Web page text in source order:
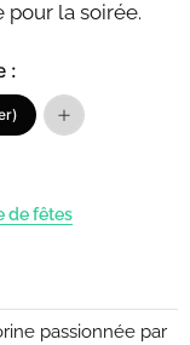
pour la soirée.
:
de fêtes
passionnée par